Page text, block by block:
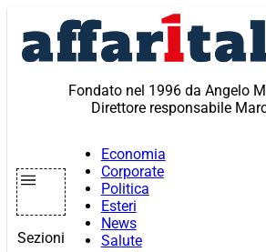
contenuto
Fondato nel 1996 da Angelo
Direttore responsabile
Sezioni
Economia
Corporate
Politica
Esteri
News
Salute